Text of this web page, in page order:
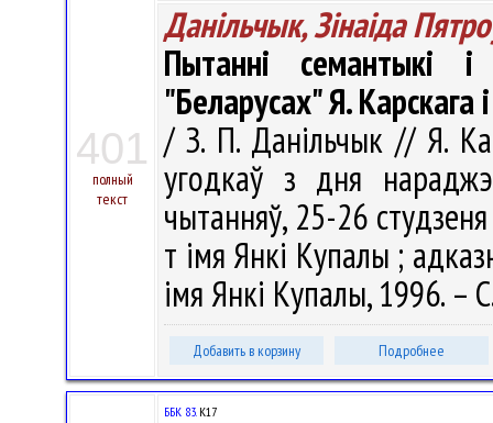
401
полный
текст
Данільчык, Зінаіда
Пытанні семантыкі
"Беларусах" Я. Карскага
/ З. П. Данільчык // Я.
угодкаў з дня
чытанняў, 25-26
т імя Янкі Купалы ;
імя Янкі Купалы, 1996. –
Добавить в корзину Подробнее
ББК 83.К17